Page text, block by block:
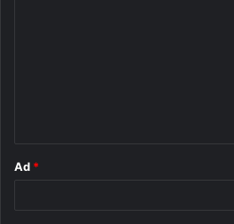
Ad *